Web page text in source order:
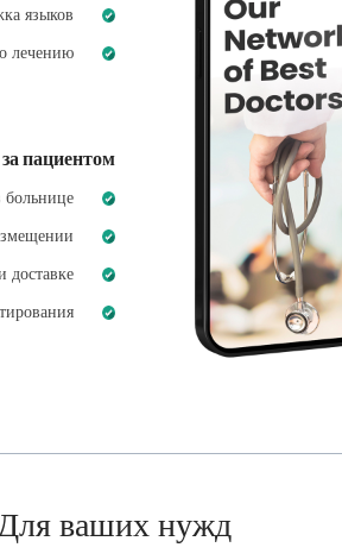
языков
лечению
пациентом
доставке
ваших нужд